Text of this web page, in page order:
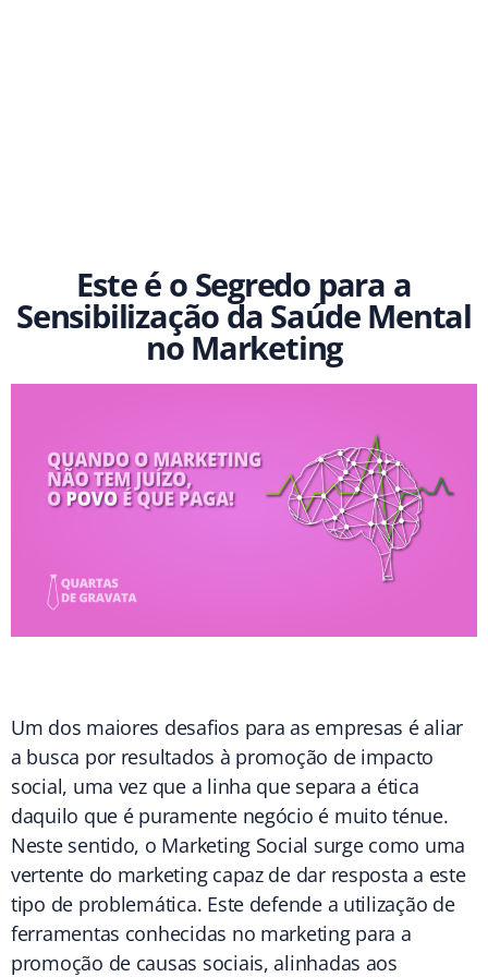
Este é o Segredo para a
Sensibilização da Saúde Mental
no Marketing
Um dos maiores desafios para as empresas é aliar
a busca por resultados à promoção de impacto
social, uma vez que a linha que separa a ética
daquilo que é puramente negócio é muito ténue.
Neste sentido, o Marketing Social surge como uma
vertente do marketing capaz de dar resposta a este
tipo de problemática. Este defende a utilização de
ferramentas conhecidas no marketing para a
promoção de causas sociais, alinhadas aos